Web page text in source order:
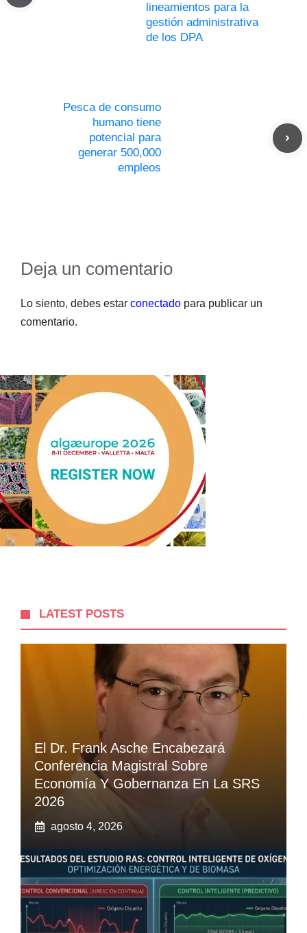
lineamientos para la
gestión administrativa
de los DPA
Pesca de consumo
humano tiene
potencial para
generar 500,000
empleos
Deja un comentario
Lo siento, debes estar conectado para publicar un
comentario.
LATEST POSTS
El Dr. Frank Asche Encabezará
Conferencia Magistral Sobre
Economía Y Gobernanza En La SRS
2026
agosto 4, 2026